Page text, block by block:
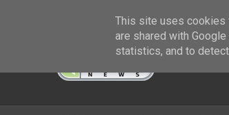
This site uses cookies
are shared with
statistics, and to